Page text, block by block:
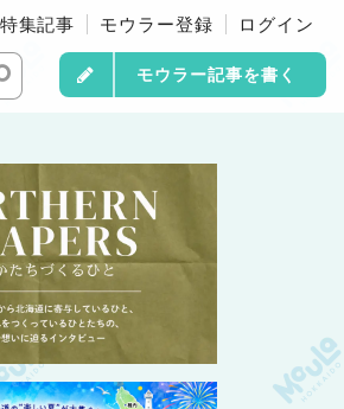
特集記事 モウラー登録 ログイン
モウラー記事を書く